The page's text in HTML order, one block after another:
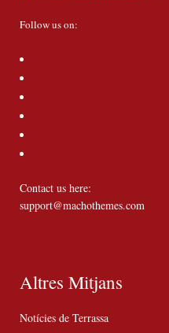
Follow us on:
Contact us here:
support@machothemes.com
Altres Mitjans
Notícies de Terrassa